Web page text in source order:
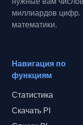
миллиардов цифр.
математики.
Навигация по
функциям
Статистика
Скачать PI